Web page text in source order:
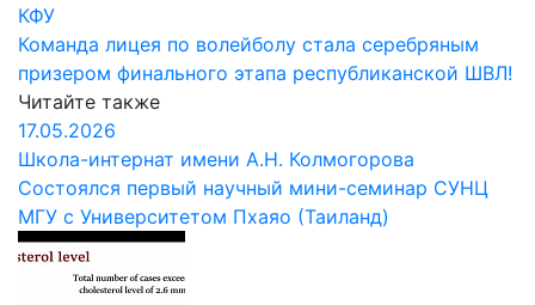
КФУ
Команда лицея по волейболу стала серебряным
призером финального этапа республиканской ШВЛ!
Читайте также
17.05.2026
Школа-интернат имени А.Н. Колмогорова
Состоялся первый научный мини-семинар СУНЦ
МГУ с Университетом Пхаяо (Таиланд)